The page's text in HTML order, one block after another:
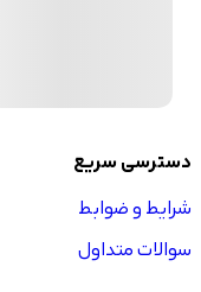
دسترسی سریع
شرایط و ضوابط
سوالات متداول